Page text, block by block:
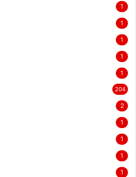
1
1
1
1
1
204
2
1
1
1
1